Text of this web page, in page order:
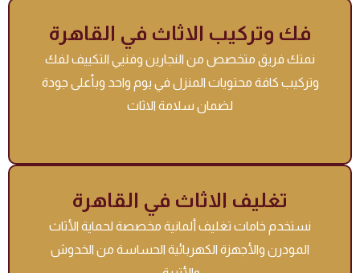
فك وتركيب الاثاث في القاهرة
نمتك فريق متخصص من النجارين وفنيي التكييف لفك
وتركيب كافة محتويات المنزل في يوم واحد وبأعلى جودة
لضمان سلامة الاثاث
تغليف الاثاث في القاهرة
نستخدم خامات تغليف ألمانية مخصصة لحماية الأثاث
المودرن والأجهزة الكهربائية الحساسة من الخدوش